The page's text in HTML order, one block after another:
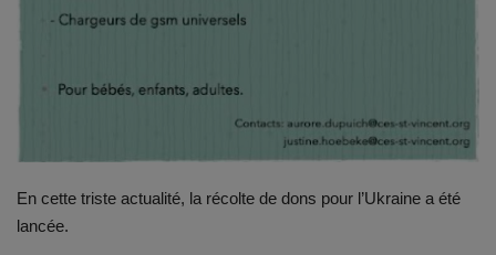
Activation email
Internats
Services
En cette triste actualité, la récolte de dons pour l’Ukraine a été
lancée.